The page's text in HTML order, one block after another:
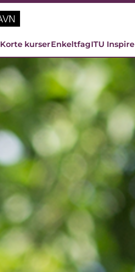
Korte kurserEnkeltfagITU Inspire